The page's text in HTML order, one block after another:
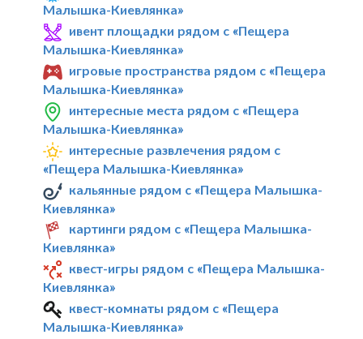
Малышка-Киевлянка»
ивент площадки рядом с «Пещера
Малышка-Киевлянка»
игровые пространства рядом с «Пещера
Малышка-Киевлянка»
интересные места рядом с «Пещера
Малышка-Киевлянка»
интересные развлечения рядом с
«Пещера Малышка-Киевлянка»
кальянные рядом с «Пещера Малышка-
Киевлянка»
картинги рядом с «Пещера Малышка-
Киевлянка»
квест-игры рядом с «Пещера Малышка-
Киевлянка»
квест-комнаты рядом с «Пещера
Малышка-Киевлянка»